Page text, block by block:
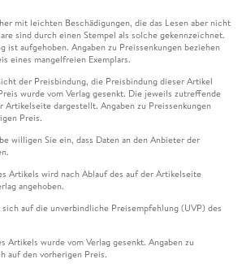
mit leichten Beschädigungen, die das Lesen aber nicht
sind durch einen Stempel als solche gekennzeichnet.
ist aufgehoben. Angaben zu Preissenkungen beziehen
eines mangelfreien Exemplars.
der Preisbindung, die Preisbindung dieser Artikel
wurde vom Verlag gesenkt. Die jeweils zutreffende
dargestellt. Angaben zu Preissenkungen
Preis.
willigen Sie ein, dass Daten an den Anbieter der
Artikels wird nach Ablauf des auf der Artikelseite
angehoben.
auf die unverbindliche Preisempfehlung (UVP) des
Artikels wurde vom Verlag gesenkt. Angaben zu
auf den vorherigen Preis.